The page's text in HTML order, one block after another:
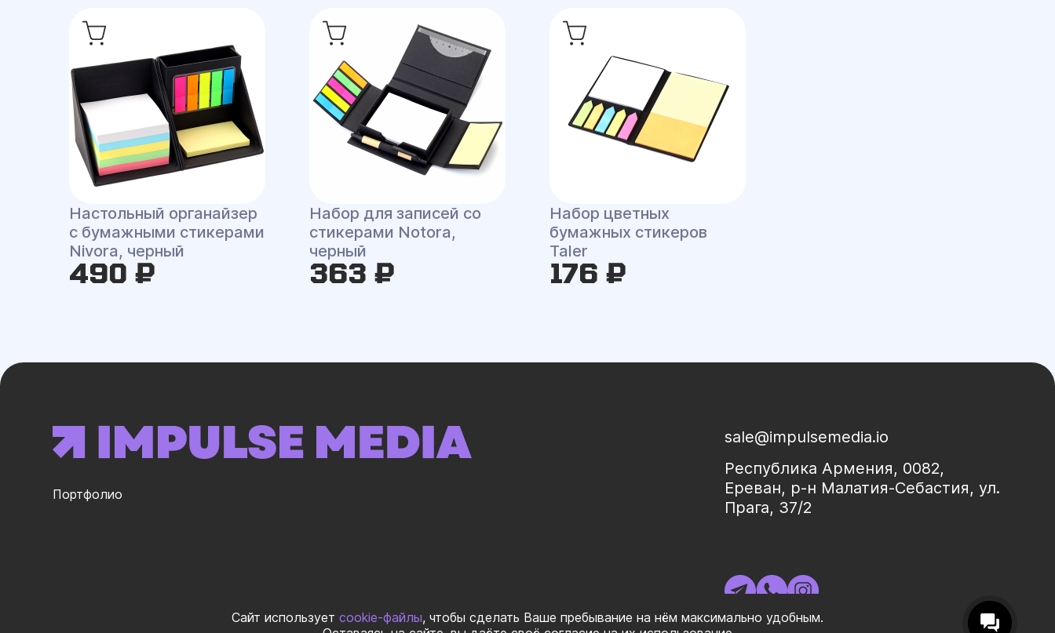
Настольный органайзер
с бумажными стикерами
Nivora, черный
490 ₽
Набор для записей со
стикерами Notora,
черный
363 ₽
Набор цветных
бумажных стикеров
Taler
176 ₽
Портфолио
sale@impulsemedia.io
Республика Армения, 0082,
Ереван, р-н Малатия-Себастия, ул.
Прага, 37/2
Сайт использует cookie-файлы, чтобы сделать Ваше пребывание на нём максимально удобным.